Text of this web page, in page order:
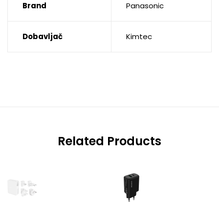
Brand Panasonic
Dobavljač Kimtec
Related Products